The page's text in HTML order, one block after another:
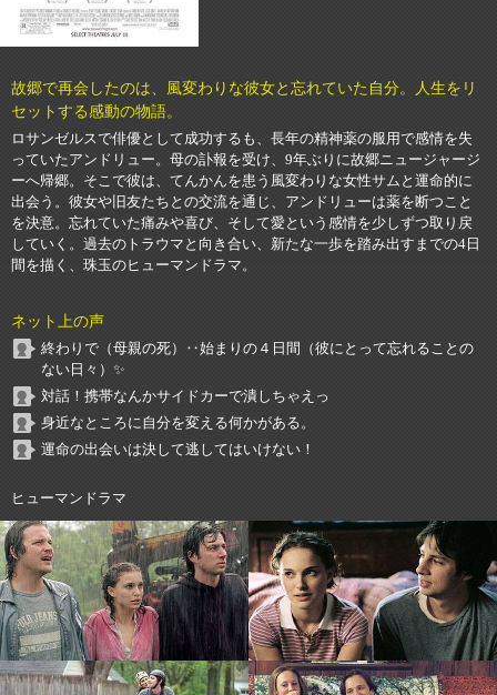
故郷で再会したのは、風変わりな彼女と忘れていた自分。人生をリ
セットする感動の物語。
ロサンゼルスで俳優として成功するも、長年の精神薬の服用で感情を失
っていたアンドリュー。母の訃報を受け、9年ぶりに故郷ニュージャージ
ーへ帰郷。そこで彼は、てんかんを患う風変わりな女性サムと運命的に
出会う。彼女や旧友たちとの交流を通じ、アンドリューは薬を断つこと
を決意。忘れていた痛みや喜び、そして愛という感情を少しずつ取り戻
していく。過去のトラウマと向き合い、新たな一歩を踏み出すまでの4日
間を描く、珠玉のヒューマンドラマ。
ネット上の声
終わりで（母親の死）‥始まりの４日間（彼にとって忘れることの
ない日々）✨
対話！携帯なんかサイドカーで潰しちゃえっ
身近なところに自分を変える何かがある。
運命の出会いは決して逃してはいけない！
ヒューマンドラマ